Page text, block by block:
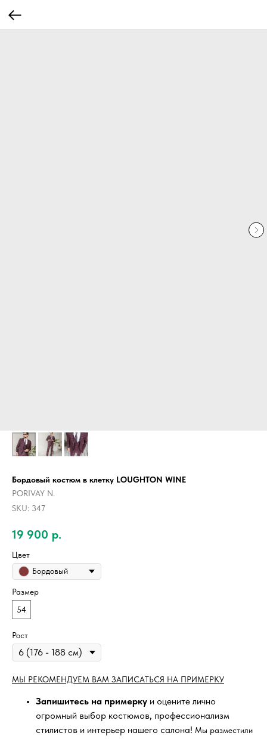
Бордовый костюм в клетку LOUGHTON WINE
PORIVAY N.
SKU: 347
19 900 р.
Цвет
Бордовый
Размер
54
Рост
МЫ РЕКОМЕНДУЕМ ВАМ ЗАПИСАТЬСЯ НА ПРИМЕРКУ
Запишитесь на примерку и оцените лично
огромный выбор костюмов, профессионализм
стилистов и интерьер нашего салона! Мы разместили